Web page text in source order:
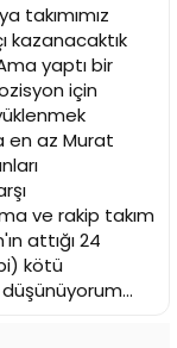
takımımız
kazanacaktık
yaptı bir
için
en az Murat
ve rakip takım
attığı 24
kötü